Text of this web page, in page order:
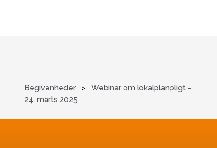
Begivenheder >
Webinar om lokalplanpligt –
24. marts 2025